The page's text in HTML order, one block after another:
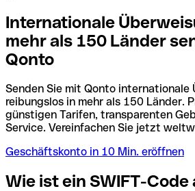
Internationale
mehr als 150 Länder
Qonto
Senden Sie mit Qonto internationale
reibungslos in mehr als 150 Länder.
günstigen Tarifen, transparenten
Service. Vereinfachen Sie jetzt
Geschäftskonto in 10 Min. eröffnen
Wie ist ein SWIFT-